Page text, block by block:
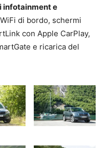
infotainment e
di bordo, schermi
con Apple CarPlay,
e ricarica del